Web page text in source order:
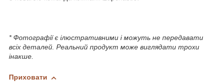
* Фотографії є ілюстративними і можуть не передавати
всіх деталей. Реальний продукт може виглядати трохи
інакше.
Приховати